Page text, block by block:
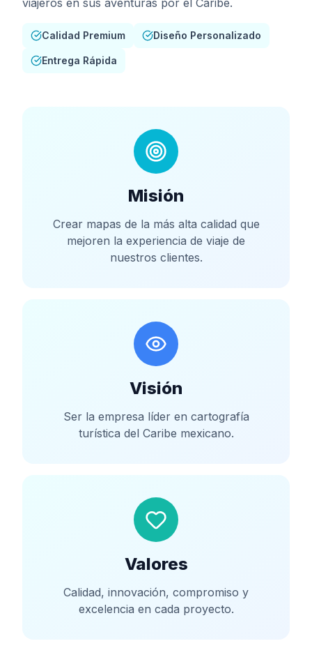
viajeros en sus aventuras por el Caribe.
Calidad Premium Diseño Personalizado
Entrega Rápida
Misión
Crear mapas de la más alta calidad que
mejoren la experiencia de viaje de
nuestros clientes.
Visión
Ser la empresa líder en cartografía
turística del Caribe mexicano.
Valores
Calidad, innovación, compromiso y
excelencia en cada proyecto.